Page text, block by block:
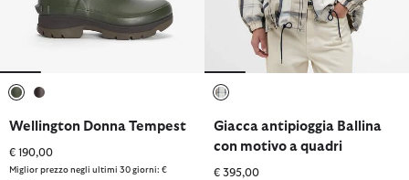
Wellington Donna Tempest
€ 190,00
Miglior prezzo negli ultimi 30 giorni: €
Giacca antipioggia Ballina
con motivo a quadri
€ 395,00